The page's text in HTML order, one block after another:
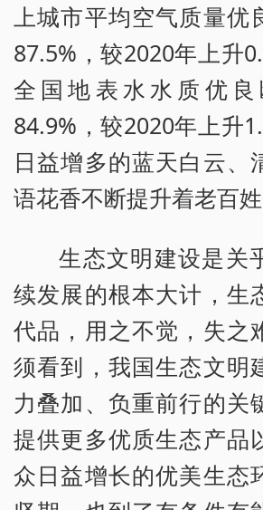
上城市平均空气质量优
87.5%，较2020年上升
全国地表水水质优
84.9%，较2020年上升
日益增多的蓝天白云、
语花香不断提升着老百姓
生态文明建设是关
续发展的根本大计，生
代品，用之不觉，失之
须看到，我国生态文明
力叠加、负重前行的关
提供更多优质生态产品
众日益增长的优美生态